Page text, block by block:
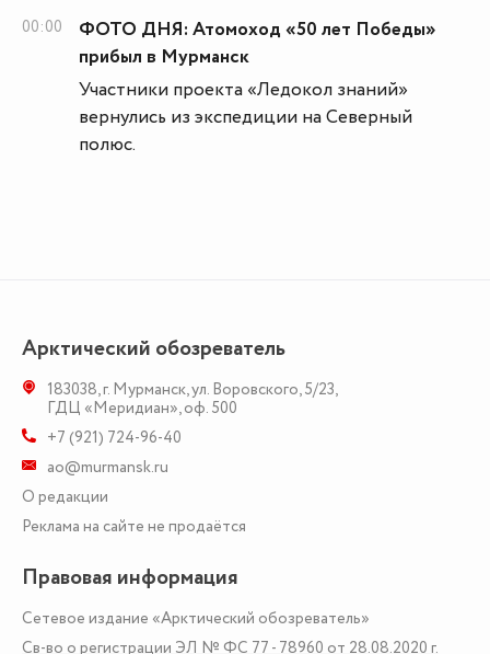
00:00
ФОТО ДНЯ: Атомоход «50 лет Победы»
прибыл в Мурманск
Участники проекта «Ледокол знаний»
вернулись из экспедиции на Северный
полюс.
Арктический обозреватель
183038,г. Мурманск,ул. Воровского, 5/23,
ГДЦ «Меридиан», оф. 500
+7 (921) 724-96-40
ao@murmansk.ru
О редакции
Реклама на сайте не продаётся
Правовая информация
Сетевое издание «Арктический обозреватель»
Св-во о регистрации ЭЛ № ФС 77 - 78960 от 28.08.2020 г.